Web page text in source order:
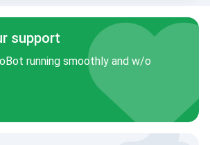
support
running smoothly and w/o